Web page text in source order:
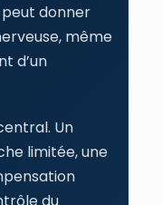
peut donner
même
d’un
Un
limitée, une
du